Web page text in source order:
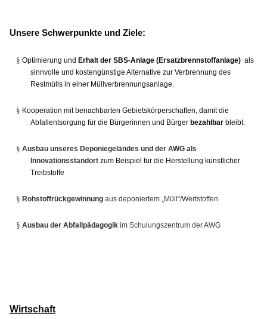
Unsere Schwerpunkte und Ziele:
§ Optimierung und Erhalt der SBS-Anlage (Ersatzbrennstoffanlage) als
sinnvolle und kostengünstige Alternative zur Verbrennung des
Restmülls in einer Müllverbrennungsanlage.
§ Kooperation mit benachbarten Gebietskörperschaften, damit die
Abfallentsorgung für die Bürgerinnen und Bürger bezahlbar bleibt.
§ Ausbau unseres Deponiegeländes und der AWG als
Innovationsstandort zum Beispiel für die Herstellung künstlicher
Treibstoffe
§ Rohstoffrückgewinnung aus deponiertem „Müll“/Wertstoffen
§ Ausbau der Abfallpädagogik im Schulungszentrum der AWG
Wirtschaft